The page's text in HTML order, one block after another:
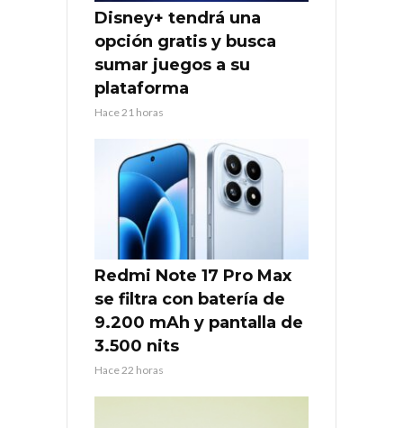
Disney+ tendrá una
opción gratis y busca
sumar juegos a su
plataforma
Hace 21 horas
Redmi Note 17 Pro Max
se filtra con batería de
9.200 mAh y pantalla de
3.500 nits
Hace 22 horas